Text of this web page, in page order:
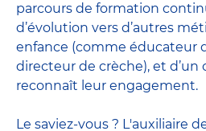
parcours de formation
d’évolution vers d’autres
enfance (comme éducateur
directeur de crèche), et d’un
reconnaît leur engagement.
Le saviez-vous ? L'auxiliaire